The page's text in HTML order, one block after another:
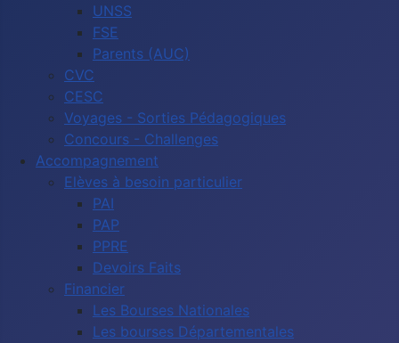
UNSS
FSE
Parents (AUC)
CVC
CESC
Voyages - Sorties Pédagogiques
Concours - Challenges
Accompagnement
Elèves à besoin particulier
PAI
PAP
PPRE
Devoirs Faits
Financier
Les Bourses Nationales
Les bourses Départementales